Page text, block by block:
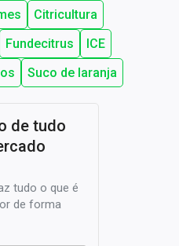
Citricultura
Fundecitrus
ICE
Suco de laranja
de tudo
tudo o que é
de forma